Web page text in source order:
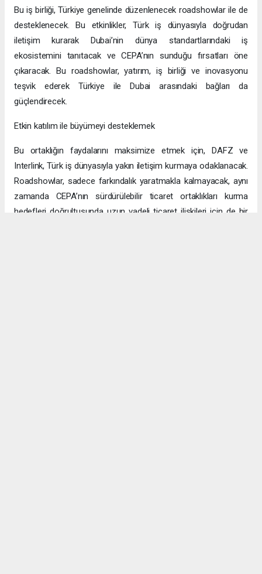
Bu iş birliği, Türkiye genelinde düzenlenecek roadshowlar ile de
desteklenecek. Bu etkinlikler, Türk iş dünyasıyla doğrudan
iletişim kurarak Dubai’nin dünya standartlarındaki iş
ekosistemini tanıtacak ve CEPA’nın sunduğu fırsatları öne
çıkaracak. Bu roadshowlar, yatırım, iş birliği ve inovasyonu
teşvik ederek Türkiye ile Dubai arasındaki bağları da
güçlendirecek.
Etkin katılım ile büyümeyi desteklemek
Bu ortaklığın faydalarını maksimize etmek için, DAFZ ve
Interlink, Türk iş dünyasıyla yakın iletişim kurmaya odaklanacak.
Roadshowlar, sadece farkındalık yaratmakla kalmayacak, aynı
zamanda CEPA’nın sürdürülebilir ticaret ortaklıkları kurma
hedefleri doğrultusunda uzun vadeli ticaret ilişkileri için de bir